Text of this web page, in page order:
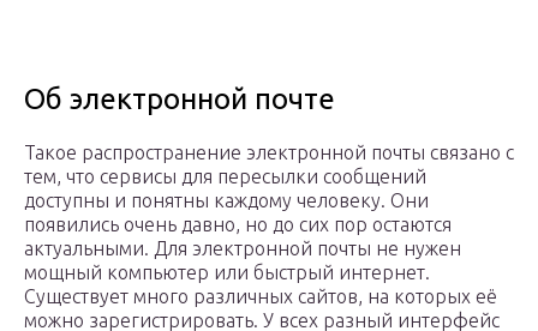
Об электронной почте
Такое распространение электронной почты связано с
тем, что сервисы для пересылки сообщений
доступны и понятны каждому человеку. Они
появились очень давно, но до сих пор остаются
актуальными. Для электронной почты не нужен
мощный компьютер или быстрый интернет.
Существует много различных сайтов, на которых её
можно зарегистрировать. У всех разный интерфейс